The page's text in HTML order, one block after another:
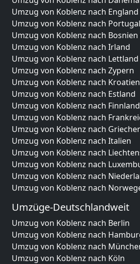
Umzug von Koblenz nach England
Umzug von Koblenz nach Portugal
Umzug von Koblenz nach
Umzug von Koblenz nach Irland
Umzug von Koblenz nach Lettland
Umzug von Koblenz nach Zypern
Umzug von Koblenz nach Kroatien
Umzug von Koblenz nach Estland
Umzug von Koblenz nach Finnland
Umzug von Koblenz nach
Umzug von Koblenz nach
Umzug von Koblenz nach Italien
Umzug von Koblenz nach
Umzug von Koblenz nach
Umzug von Koblenz nach
Umzug von Koblenz nach
Umzüge-Deutschlandweit
Umzug von Koblenz nach Berlin
Umzug von Koblenz nach
Umzug von Koblenz nach
Umzug von Koblenz nach Köln